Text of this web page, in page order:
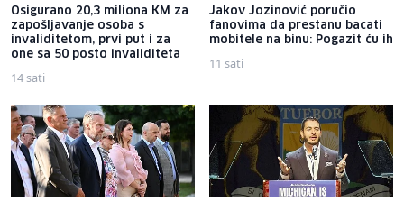
Osigurano 20,3 miliona KM za
zapošljavanje osoba s
invaliditetom, prvi put i za
one sa 50 posto invaliditeta
14 sati
Jakov Jozinović poručio
fanovima da prestanu bacati
mobitele na binu: Pogazit ću ih
11 sati